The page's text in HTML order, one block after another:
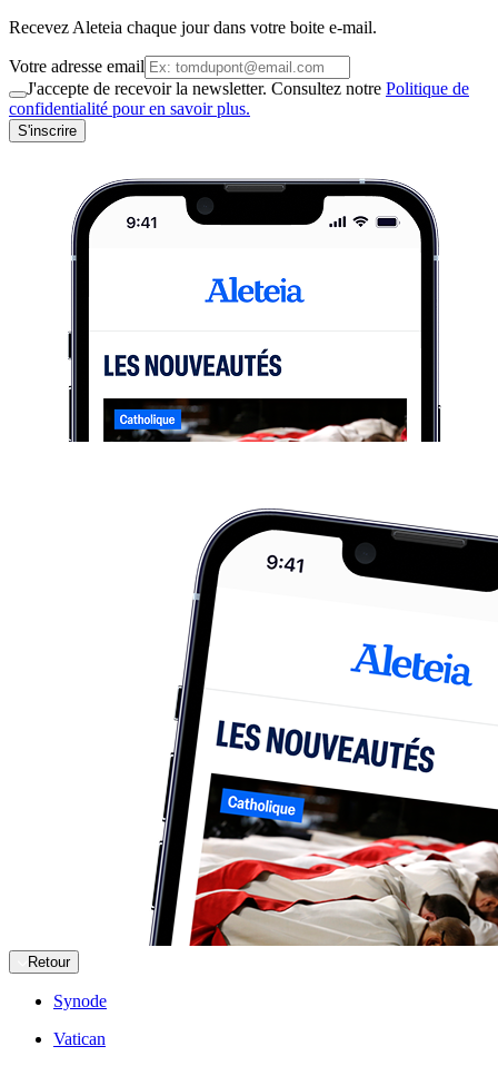
Recevez Aleteia chaque jour dans votre boite e-mail.
Votre adresse email
J'accepte de recevoir la newsletter. Consultez notre Politique de
confidentialité pour en savoir plus.
S'inscrire
Retour
Synode
Vatican